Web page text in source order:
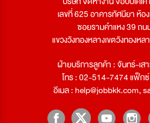
เลขที่ 625 อาคารทัศนียา ห้อ
ซอยรามคำแหง 39 ถน
แขวงวังทองหลางเขตวังทองห
ฝ่ายบริการลูกค้า : จันทร์-เ
โทร : 02-514-7474 แฟ็ก
อีเมล :help@jobbkk.com,